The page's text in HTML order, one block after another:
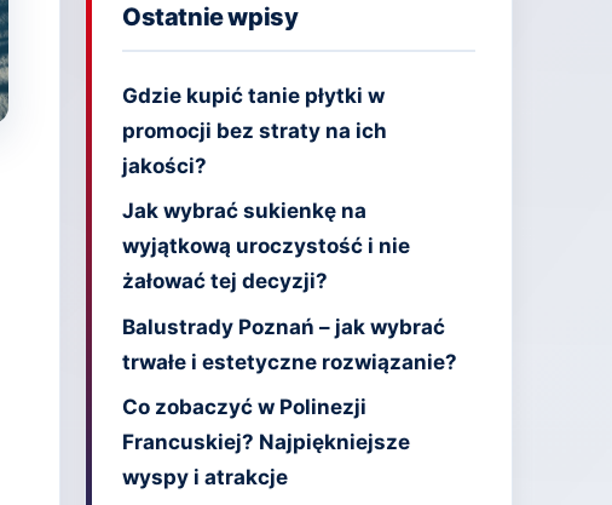
Ostatnie wpisy
Gdzie kupić tanie płytki w
promocji bez straty na ich
jakości?
Jak wybrać sukienkę na
wyjątkową uroczystość i nie
żałować tej decyzji?
Balustrady Poznań – jak wybrać
trwałe i estetyczne rozwiązanie?
Co zobaczyć w Polinezji
Francuskiej? Najpiękniejsze
wyspy i atrakcje